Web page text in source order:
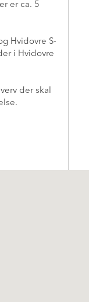
er ca. 5
Hvidovre S-
i Hvidovre
der skal